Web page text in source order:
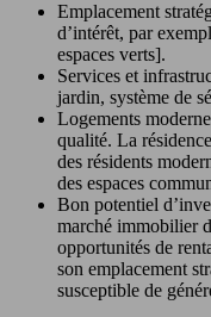
Emplacement
d’intérêt, par
espaces verts].
Services et
jardin, système de
Logements
qualité. La
des résidents
des espaces
Bon potentiel
marché immobilier
opportunités de
son emplacement
susceptible de